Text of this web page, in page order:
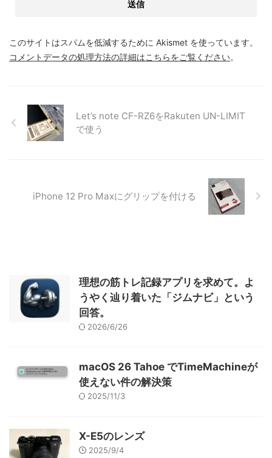
このサイトはスパムを低減するために Akismet を使っています。
コメントデータの処理方法の詳細はこちらをご覧ください。
Let’s note CF-RZ6をRakuten UN-LIMIT
で使う
iPhone 12 Pro Maxにグリップを付ける
理想の筋トレ記録アプリを求めて。よ
うやく辿り着いた「ジムナビ」という
回答。
2026/6/26
macOS 26 Tahoe でTimeMachineが
使えない件の解決策
2025/11/3
X-E5のレンズ
2025/9/4